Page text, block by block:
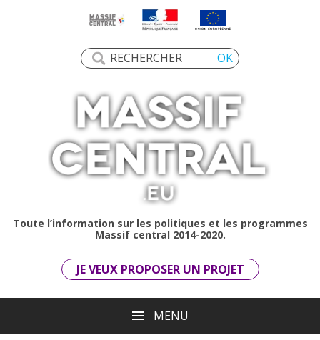
Toute l’information sur les politiques et les programmes
Massif central 2014-2020.
JE VEUX PROPOSER UN PROJET
MENU